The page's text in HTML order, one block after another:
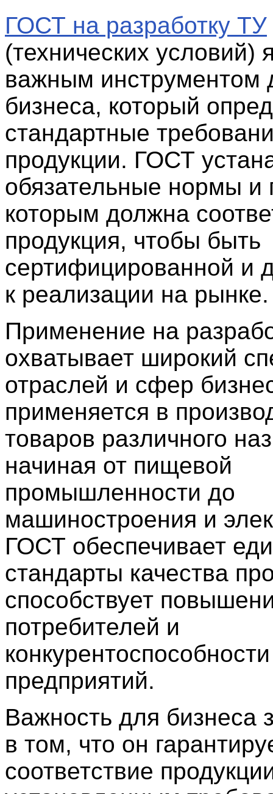
ГОСТ на разработку ТУ
(технических условий)
важным инструментом
бизнеса, который
стандартные
продукции. ГОСТ
обязательные нормы и
которым должна
продукция, чтобы быть
сертифицированной и
к реализации на рынке.
Применение на
охватывает широкий
отраслей и сфер
применяется в
товаров различного
начиная от пищевой
промышленности до
машиностроения и
ГОСТ обеспечивает
стандарты качества
способствует
потребителей и
конкурентоспособности
предприятий.
Важность для бизнеса
в том, что он
соответствие